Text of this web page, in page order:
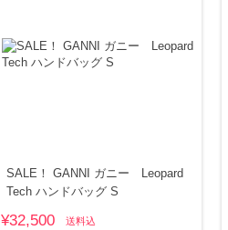
SALE！ GANNI ガニー Leopard
Tech ハンドバッグ S
¥32,500 送料込